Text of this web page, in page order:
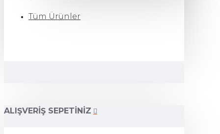
Tüm Ürünler
ALIŞVERIŞ SEPETINIZ